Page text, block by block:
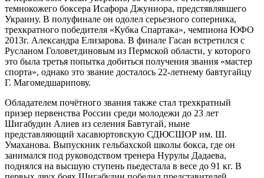
темнокожего боксера Исафора Джуниора, предстявлявшего
Украину. В полуфинале он одолел серьезного соперника,
трехкратного победителя «Кубка Спартака», чемпиона ЮФО
2013г. Александра Елизарова. В финале Гасан встретился с
Русланом Головетдиновым из Пермской области, у которого
это была третья попытка добиться получения звания «мастер
спорта», однако это звание досталось 22-летнему бавтугайцу
Г. Магомедшарипову.
Обладателем почётного звания также стал трехкратный
призер первенства России среди молодежи до 23 лет
Шигабудин Алиев из селения Бавтугай, ныне
представляющий хасавюртовскую СДЮСШОР им. Ш.
Умаханова. Выпускник гельбахской школы бокса, где он
занимался под руководством тренера Нурулы Дадаева,
поднялся на высшую ступень пьедестала в весе до 91 кг. В